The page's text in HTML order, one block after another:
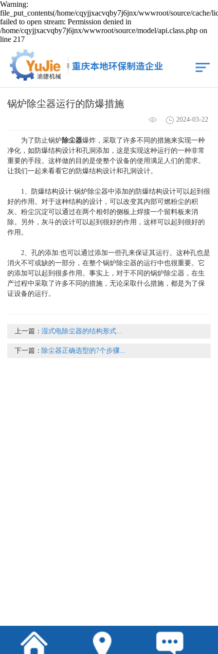
Warning:
file_put_contents(/home/cqyjjxacvqby7j6jnx/wwwroot/source/cache/
failed to open stream: Permission denied in
/home/cqyjjxacvqby7j6jnx/wwwroot/source/model/api.class.php on
line 217
锅炉除尘器运行的防爆措施
2024-03-22
为了防止锅炉 除尘器爆炸，采取了许多不同的措施来实现一种
净化，如防爆结构设计和孔洞添加，这是实现这种运行的一种非常
重要的手段。这样做的目的是使整个设备的使用满足人们的需求。
让我们一起来看看它的防爆结构设计和孔洞设计。
1、防爆结构设计:锅炉除尘器中添加的防爆结构设计可以起到很
好的作用。对于这种结构的设计，可以改变其内部可燃粉尘的积
灰。粉尘沉淀可以通过在两个相邻的侧板上焊接一个留料板来消
除。另外，灰斗的设计可以起到很好的作用，这样可以起到很好的
作用。
2、孔的添加:也可以通过添加一些孔来保证其运行。这种孔也是
消火不可或缺的一部分，在整个锅炉除尘器的运行中也很重要。它
的添加可以起到很多作用。事实上，对于不同的锅炉除尘器，在生
产过程中采取了许多不同的措施，无论采取什么措施，都是为了保
证设备的运行。
上一篇：湿式电除尘器的结构形式...
下一篇： 除尘器正确选型的7个步骤...